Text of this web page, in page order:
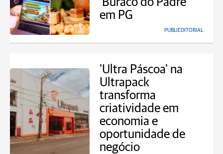
em PG
PUBLIEDITORIAL
'Ultra Páscoa' na
Ultrapack
transforma
criatividade em
economia e
oportunidade de
negócio